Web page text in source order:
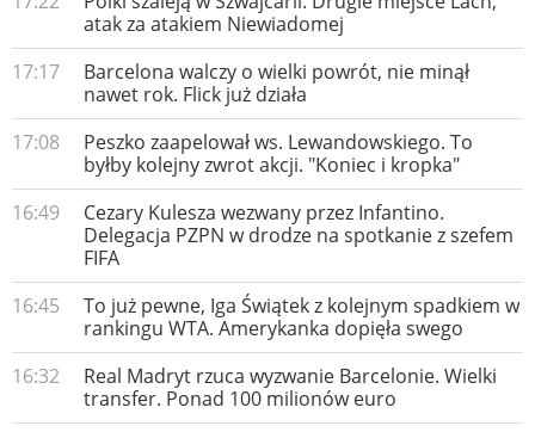
atak za atakiem Niewiadomej
17:17
Barcelona walczy o wielki powrót, nie minął
nawet rok. Flick już działa
17:08
Peszko zaapelował ws. Lewandowskiego. To
byłby kolejny zwrot akcji. "Koniec i kropka"
16:49
Cezary Kulesza wezwany przez Infantino.
Delegacja PZPN w drodze na spotkanie z szefem
FIFA
16:45
To już pewne, Iga Świątek z kolejnym spadkiem w
rankingu WTA. Amerykanka dopięła swego
16:32
Real Madryt rzuca wyzwanie Barcelonie. Wielki
transfer. Ponad 100 milionów euro